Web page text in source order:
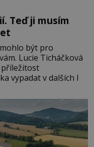
Teď ji musím
být pro
Lucie Ticháčková
příležitost
vypadat v dalších l